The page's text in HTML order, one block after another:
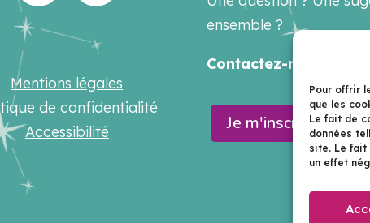
Pour offrir
que les
Le fait de
données
site. Le fait
un effet
Mentions légales
de confidentialité
Accessibilité
ensemble ?
Contactez-nous sur
Je m'inscris à la